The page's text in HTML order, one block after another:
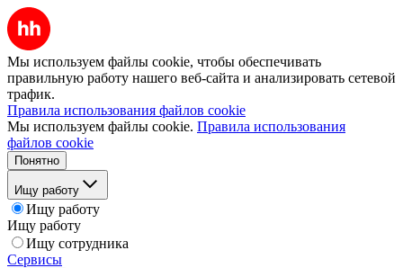
Мы используем файлы cookie, чтобы обеспечивать
правильную работу нашего веб-сайта и анализировать сетевой
трафик.
Правила использования файлов cookie
Мы используем файлы cookie. Правила использования
файлов cookie
Понятно
Ищу работу
Ищу работу
Ищу работу
Ищу сотрудника
Сервисы